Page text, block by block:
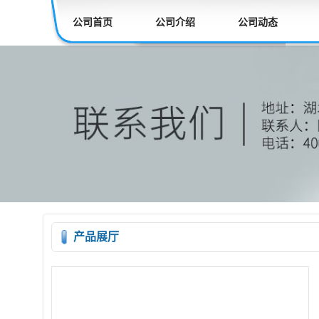
公司首页 公司介绍 公司动态
产品展厅